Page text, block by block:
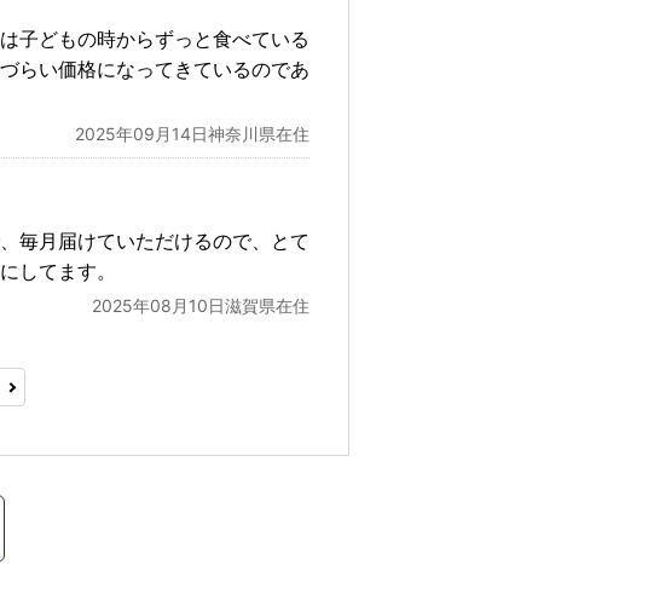
子どもの時からずっと食べている
らい価格になってきているのであ
2025年09月14日神奈川県在住
毎月届けていただけるので、とて
してます。
2025年08月10日滋賀県在住